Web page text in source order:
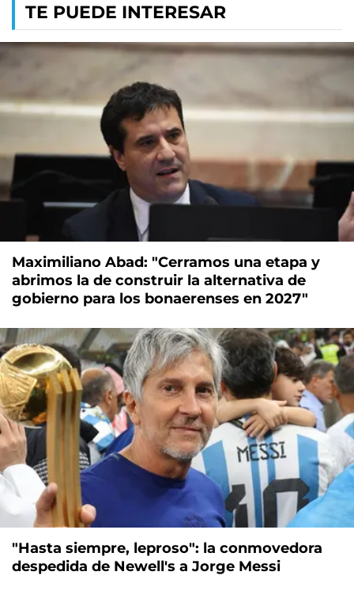
TE PUEDE INTERESAR
Maximiliano Abad: "Cerramos una etapa y
abrimos la de construir la alternativa de
gobierno para los bonaerenses en 2027"
"Hasta siempre, leproso": la conmovedora
despedida de Newell's a Jorge Messi